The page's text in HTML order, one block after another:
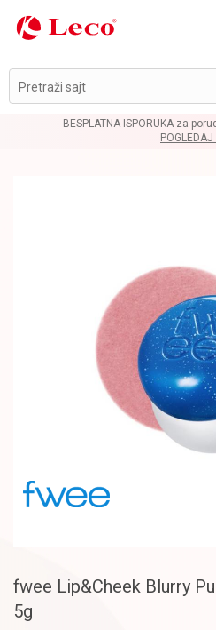
Pretraži sajt
BESPLATNA ISPORUKA za
POGLEDAJ
fwee Lip&Cheek Blurry
5g